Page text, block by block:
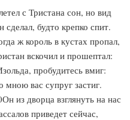
с Тристана сон, но вид
сделал, будто крепко спит.
ж король в кустах пропал,
вскочил и прошептал:
пробудитесь вмиг:
мною вас супруг застиг.
из дворца взглянуть на нас
приведет сейчас,